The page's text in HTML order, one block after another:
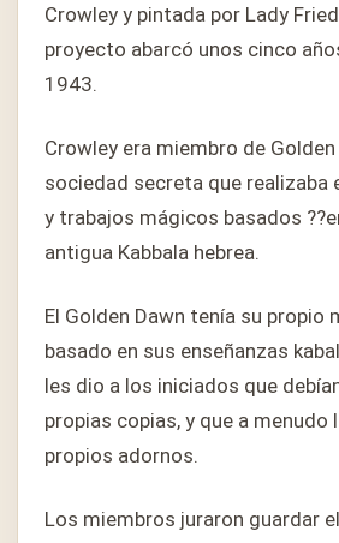
Crowley y pintada por Lady
proyecto abarcó unos cinco
1943.
Crowley era miembro de Golden
sociedad secreta que
y trabajos mágicos basados
antigua Kabbala hebrea.
El Golden Dawn tenía su propio
basado en sus enseñanzas
les dio a los iniciados que
propias copias, y que a menudo
propios adornos.
Los miembros juraron guardar